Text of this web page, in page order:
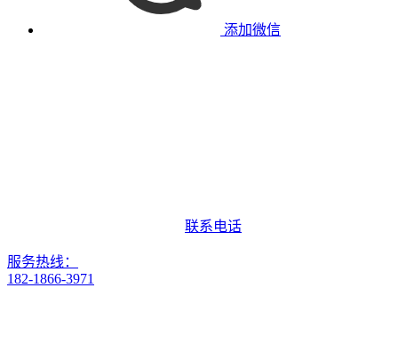
添加微信
联系电话
服务热线：
182-1866-3971